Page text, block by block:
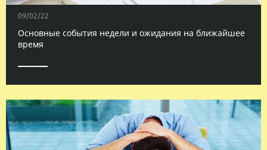
09/02/22
Основные события недели и ожидания на ближайшее
время